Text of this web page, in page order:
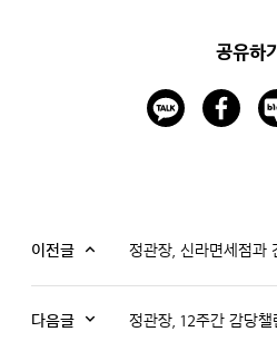
공유하기
이전글
다음글